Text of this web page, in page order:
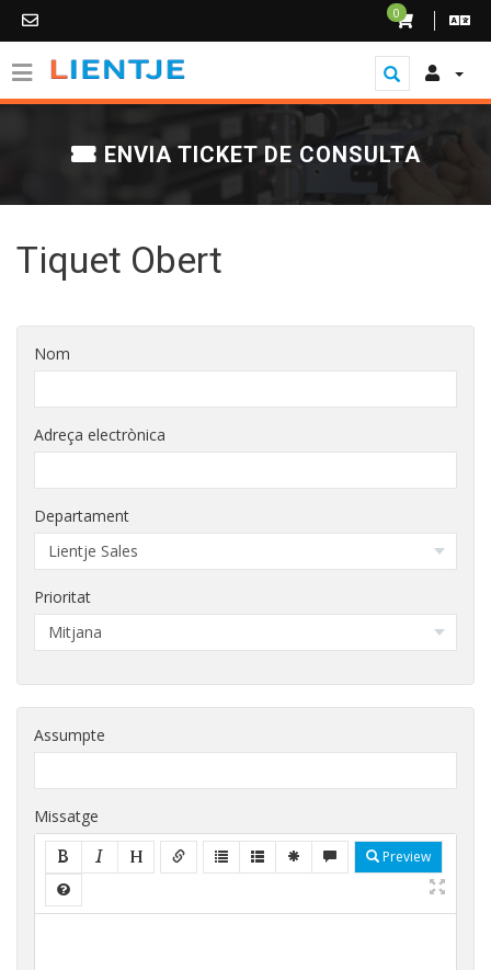
0
ENVIA TICKET DE CONSULTA
Tiquet Obert
Nom
Adreça electrònica
Departament
Prioritat
Assumpte
Missatge
Preview